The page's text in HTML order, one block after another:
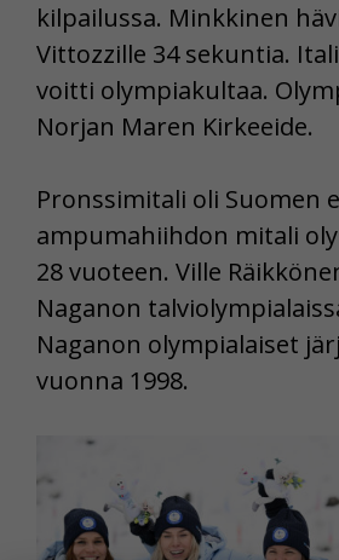
kilpailussa. Minkkinen
Vittozzille 34 sekuntia.
voitti olympiakultaa.
Norjan Maren Kirkeeide.
Pronssimitali oli Suomen
ampumahiihdon mitali
28 vuoteen. Ville
Naganon
Naganon olympialaiset
vuonna 1998.